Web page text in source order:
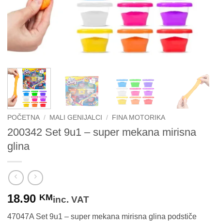
POČETNA / MALI GENIJALCI / FINA MOTORIKA
200342 Set 9u1 – super mekana mirisna
glina
18.90 KMinc. VAT
47047A Set 9u1 – super mekana mirisna glina podstiče